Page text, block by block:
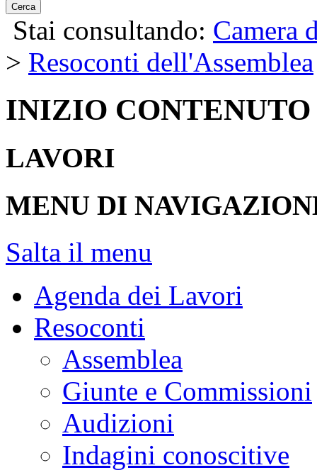
Cerca
Stai consultando: Camera
> Resoconti dell'Assemblea
INIZIO CONTENUTO
LAVORI
MENU DI
Salta il menu
Agenda dei Lavori
Resoconti
Assemblea
Giunte e Commissioni
Audizioni
Indagini conoscitive